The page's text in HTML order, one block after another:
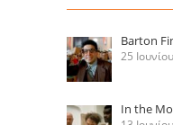
Barton
25
In the